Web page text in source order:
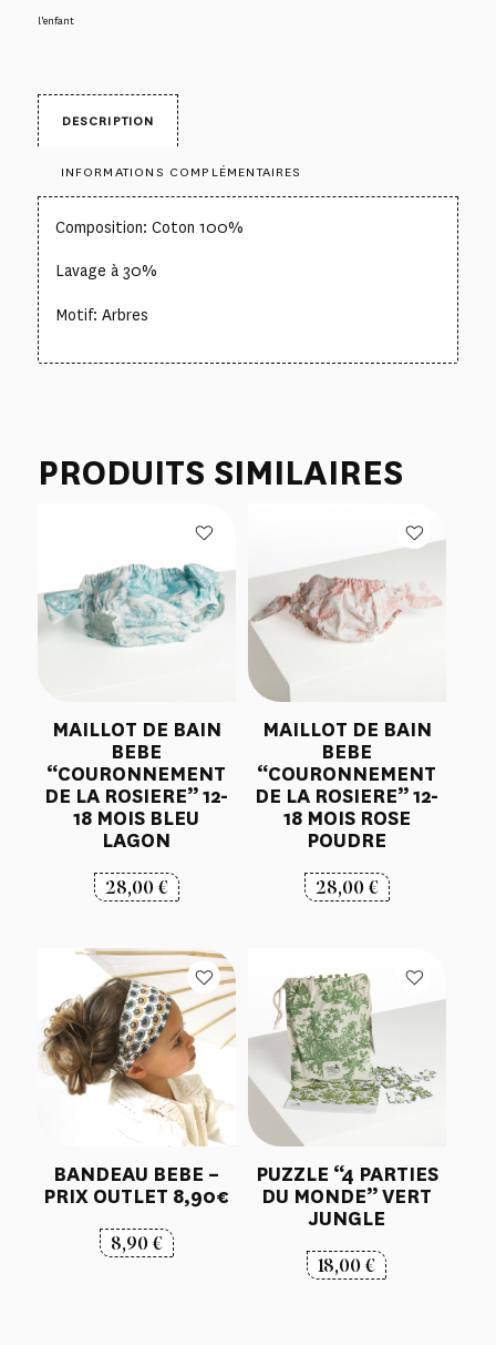
l'enfant
DESCRIPTION
INFORMATIONS COMPLÉMENTAIRES
Composition: Coton 100%
Lavage à 30%
Motif: Arbres
PRODUITS SIMILAIRES
MAILLOT DE BAIN
BEBE
“COURONNEMENT
DE LA ROSIERE” 12-
18 MOIS BLEU
LAGON
28,00€
MAILLOT DE BAIN
BEBE
“COURONNEMENT
DE LA ROSIERE” 12-
18 MOIS ROSE
POUDRE
28,00€
BANDEAU BEBE –
PRIX OUTLET 8,90€
8,90€
PUZZLE “4 PARTIES
DU MONDE” VERT
JUNGLE
18,00€